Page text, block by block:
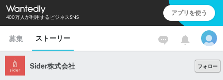
400万人が利用するビジネスSNS アプリを使う
募集 ストーリー
Sider株式会社 フォロー